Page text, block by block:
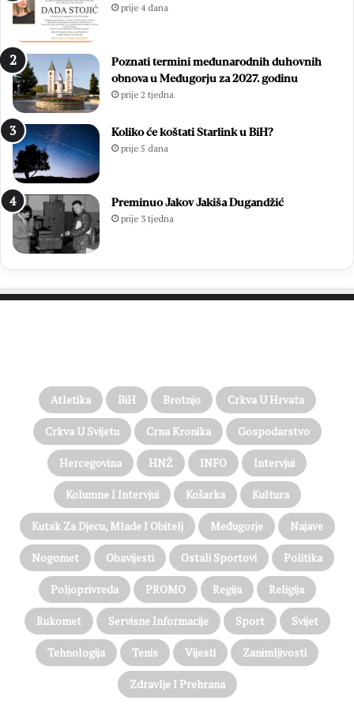
prije 4 dana
Poznati termini međunarodnih duhovnih
obnova u Međugorju za 2027. godinu
prije 2 tjedna
Koliko će koštati Starlink u BiH?
prije 5 dana
Preminuo Jakov Jakiša Dugandžić
prije 3 tjedna
Atletika BiH Brotnjo Crkva U Hrvata
Crkva U Svijetu Crna Kronika Gospodarstvo
Hercegovina HNŽ INFO Intervjui
Kolumne I Intervjui Košarka Kultura
Kutak Za Djecu, Mlade I Obitelj Međugorje Najave
Nogomet Obavijesti Ostali Sportovi Politika
Poljoprivreda PROMO Regija Religija
Rukomet Servisne Informacije Sport Svijet
Tehnologija Tenis Vijesti Zanimljivosti
Zdravlje I Prehrana